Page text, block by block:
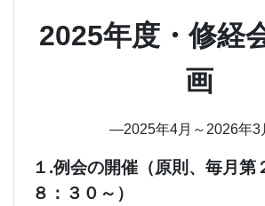
2025年度・修経
画
―2025年4月～2026年
１.例会の開催（原則、毎月第
８：３０～）